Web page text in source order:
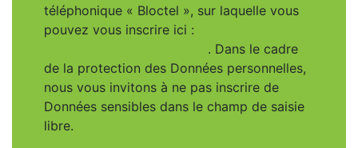
téléphonique « Bloctel », sur laquelle vous
pouvez vous inscrire ici :
. Dans le cadre
de la protection des Données personnelles,
nous vous invitons à ne pas inscrire de
Données sensibles dans le champ de saisie
libre.